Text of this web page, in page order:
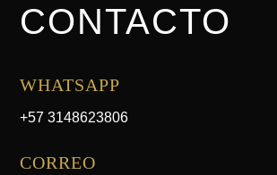
CONTACTO
WHATSAPP
+57 3148623806
CORREO